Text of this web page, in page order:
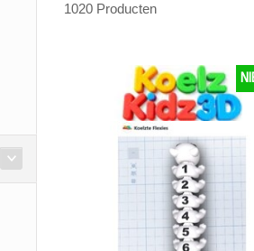
1020 Producten